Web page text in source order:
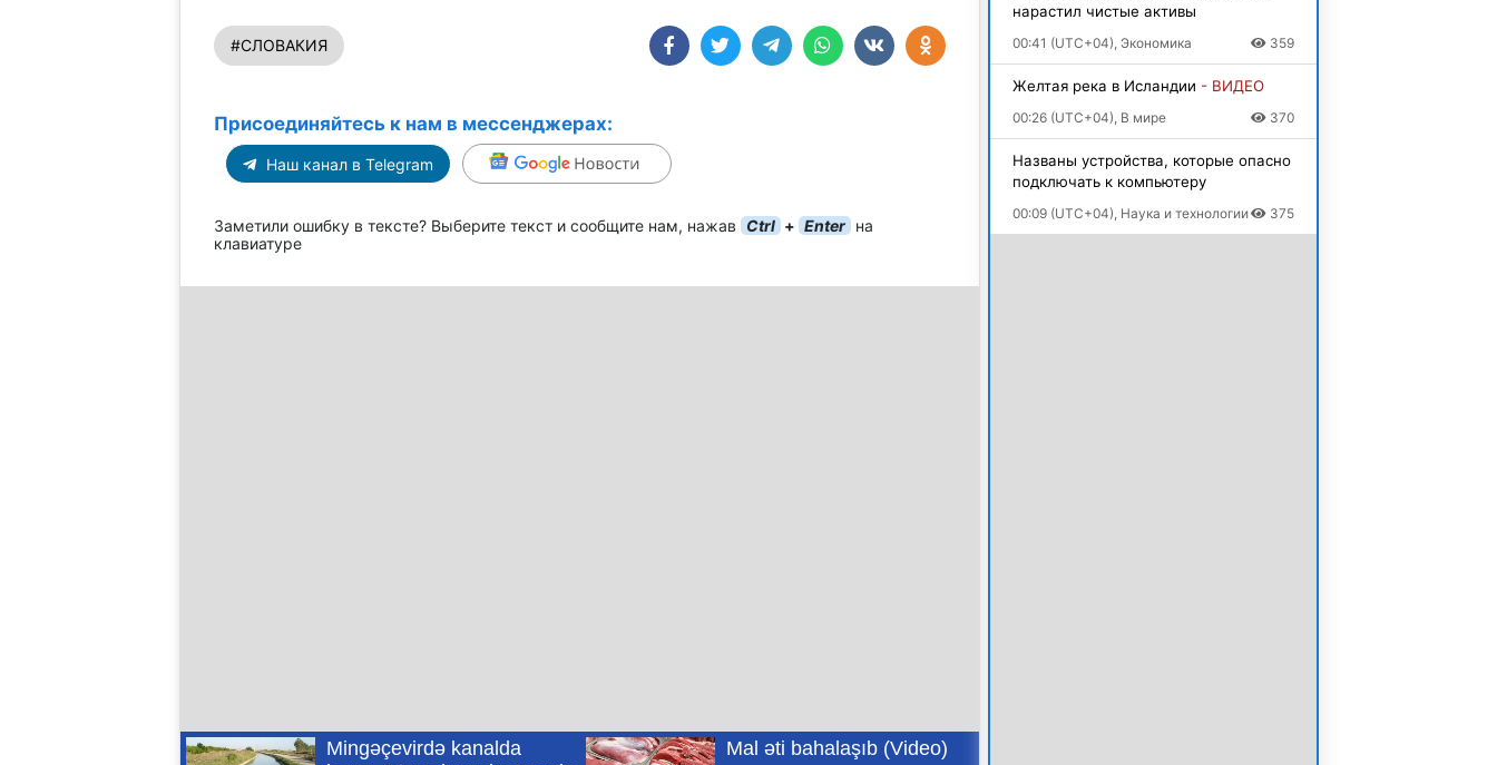
#СЛОВАКИЯ
Присоединяйтесь к нам в мессенджерах:
Наш канал в Telegram
Заметили ошибку в тексте? Выберите текст и сообщите нам, нажав Ctrl + Enter на
клавиатуре
нарастил чистые активы
00:41 (UTC+04), Экономика 359
Желтая река в Исландии - ВИДЕО
00:26 (UTC+04), В мире 370
Названы устройства, которые опасно
подключать к компьютеру
00:09 (UTC+04), Наука и технологии 375